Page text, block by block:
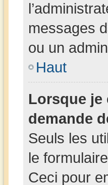
messages
ou un
Haut
Lorsque je
demande
Seuls les
le
Ceci pour